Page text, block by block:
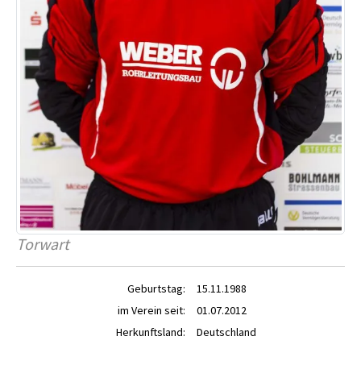
Torwart
Geburtstag:
15.11.1988
im Verein seit:
01.07.2012
Herkunftsland:
Deutschland